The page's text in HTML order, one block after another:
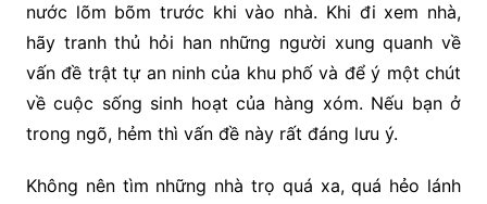
nước lõm bõm trước khi vào nhà. Khi đi xem nhà,
hãy tranh thủ hỏi han những người xung quanh về
vấn đề trật tự an ninh của khu phố và để ý một chút
về cuộc sống sinh hoạt của hàng xóm. Nếu bạn ở
trong ngõ, hẻm thì vấn đề này rất đáng lưu ý.
Không nên tìm những nhà trọ quá xa, quá hẻo lánh